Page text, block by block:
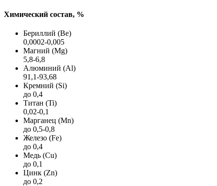
Химический состав, %
Бериллий (Be)
0,0002-0,005
Магний (Mg)
5,8-6,8
Алюминий (Al)
91,1-93,68
Кремний (Si)
до 0,4
Титан (Ti)
0,02-0,1
Марганец (Mn)
до 0,5-0,8
Железо (Fe)
до 0,4
Медь (Cu)
до 0,1
Цинк (Zn)
до 0,2